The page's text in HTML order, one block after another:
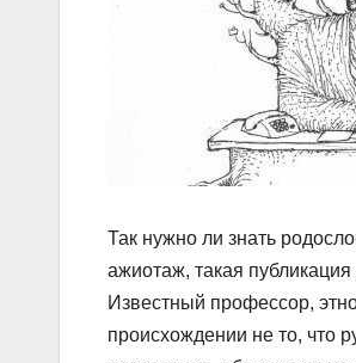
Так нужно ли знать
ажиотаж, такая
Известный профессор,
происхождении не то, что